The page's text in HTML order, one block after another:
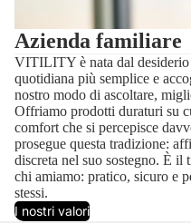
Azienda familiare
VITILITY è nata dal
quotidiana più semplice e
nostro modo di ascoltare,
Offriamo prodotti duraturi su
comfort che si percepisce
prosegue questa tradizione:
discreta nel suo sostegno. È
chi amiamo: pratico, sicuro e
stessi.
I nostri valori